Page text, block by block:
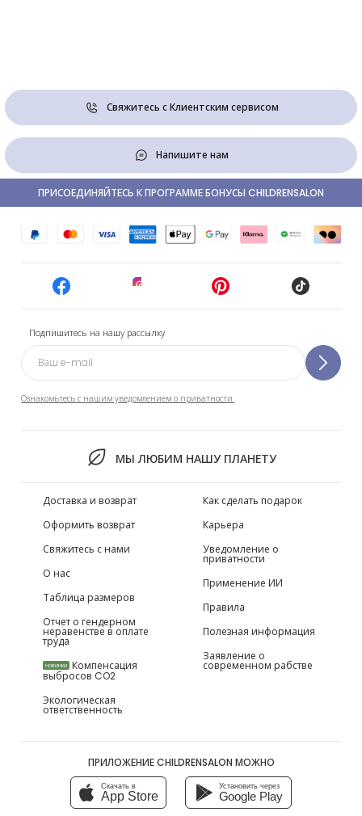
Свяжитесь с Клиентским сервисом
Напишите нам
Подпишитесь на нашу рассылку
Ознакомьтесь с нашим уведомлением о приватности.
МЫ ЛЮБИМ НАШУ ПЛАНЕТУ
ПРИСОЕДИНЯЙТЕСЬ К ПРОГРАММЕ БОНУСЫ CHILDRENSALON
Доставка и возврат
Оформить возврат
Свяжитесь с нами
О нас
Таблица размеров
Отчет о гендерном
неравенстве в оплате
труда
НОВИНКИ Компенсация
выбросов CO2
Экологическая
ответственность
Как сделать подарок
Карьера
Уведомление о
приватности
Применение ИИ
Правила
Полезная информация
Заявление о
современном рабстве
ПРИЛОЖЕНИЕ CHILDRENSALON МОЖНО
Скачать в
App Store
Установить через
Google Play